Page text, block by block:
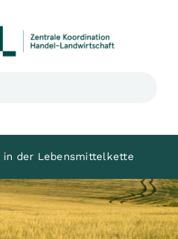
in der Lebensmittelkette